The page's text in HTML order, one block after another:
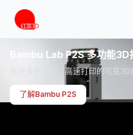
Bambu Lab P2S 多功能3D
支持多色打印、高速打印的可靠
了解Bambu P2S